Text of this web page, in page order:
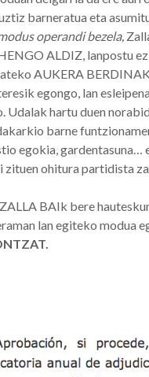
barneratua eta
operandi bezela,
ALDIZ, lanpostu
AUKERA
egongo, lan
Udalak hartu duen
barne
egokia, gardentasuna…
zituen ohitura partidista
BAIk bere
lan egiteko modua